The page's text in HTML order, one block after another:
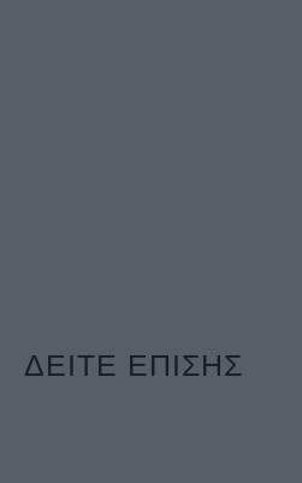
ΔΕΙΤΕ ΕΠΙΣΗΣ